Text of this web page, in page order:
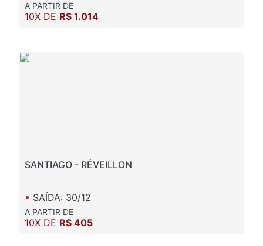
A PARTIR DE
10X DE R$ 1.014
SANTIAGO - RÉVEILLON
• SAÍDA: 30/12
A PARTIR DE
10X DE R$ 405